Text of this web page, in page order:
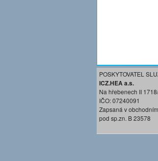
POSKYTOVATEL
ICZ.HEA a.s.
Na hřebenech II
IČO: 07240091
Zapsaná v
pod sp.zn. B 23578